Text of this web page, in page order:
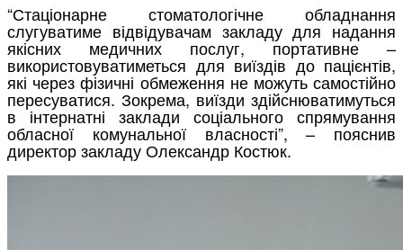
“Стаціонарне стоматологічне обладнання
слугуватиме відвідувачам закладу для надання
якісних медичних послуг, портативне –
використовуватиметься для виїздів до пацієнтів,
які через фізичні обмеження не можуть самостійно
пересуватися. Зокрема, виїзди здійснюватимуться
в інтернатні заклади соціального спрямування
обласної комунальної власності”, – пояснив
директор закладу Олександр Костюк.